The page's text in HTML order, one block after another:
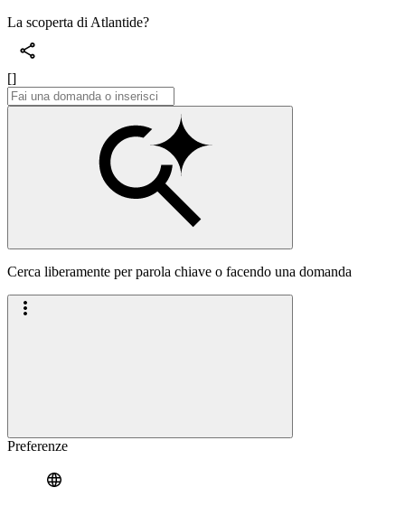
La scoperta di Atlantide?
[]
Cerca liberamente per parola chiave o facendo una domanda
Preferenze